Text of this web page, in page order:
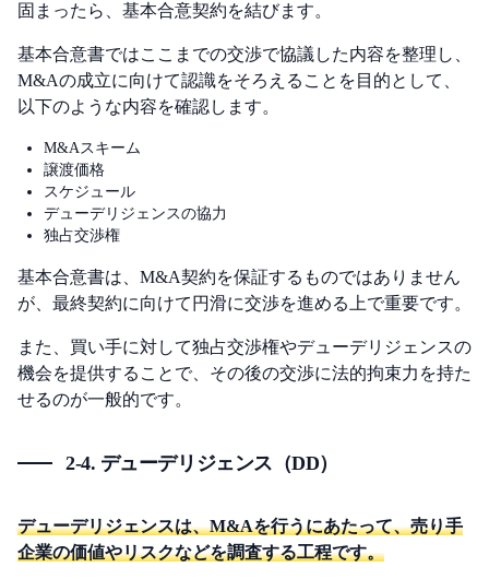
固まったら、基本合意契約を結びます。
基本合意書ではここまでの交渉で協議した内容を整理し、
M&Aの成立に向けて認識をそろえることを目的として、
以下のような内容を確認します。
M&Aスキーム
譲渡価格
スケジュール
デューデリジェンスの協力
独占交渉権
基本合意書は、M&A契約を保証するものではありません
が、最終契約に向けて円滑に交渉を進める上で重要です。
また、買い手に対して独占交渉権やデューデリジェンスの
機会を提供することで、その後の交渉に法的拘束力を持た
せるのが一般的です。
2-4. デューデリジェンス（DD）
デューデリジェンスは、M&Aを行うにあたって、売り手
企業の価値やリスクなどを調査する工程です。